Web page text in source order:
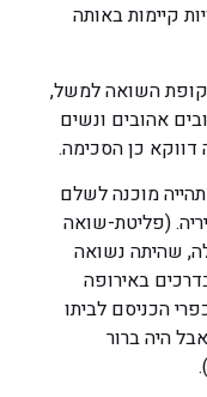
קיימות באותה
השואה למשל,
אהובים ונשים
דווקא כן הסכימה.
מוכנה לשלם
(פליטת-שואה
שהיתה נשואה
באירופה
הכניסם לביתו
היה ברור